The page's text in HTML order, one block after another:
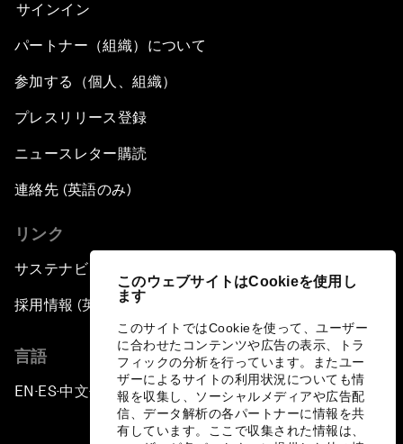
このウェブサイトはCookieを使用し
ます
このサイトではCookieを使って、ユーザー
に合わせたコンテンツや広告の表示、トラ
フィックの分析を行っています。またユー
ザーによるサイトの利用状況についても情
報を収集し、ソーシャルメディアや広告配
信、データ解析の各パートナーに情報を共
有しています。ここで収集された情報は、
サインイン
パートナー（組織）について
参加する（個人、組織）
プレスリリース登録
ニュースレター購読
連絡先 (英語のみ)
リンク
サステナビリティへの取り組み
採用情報 (英語のみ)
言語
EN ▪ES▪中文▪ 日本語